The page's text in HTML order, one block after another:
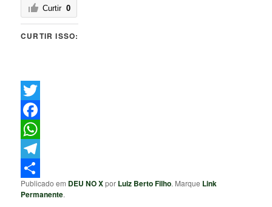
Curtir 0
CURTIR ISSO:
Twitter
Facebook
WhatsApp
Telegram
Share
Publicado em DEU NO Xpor Luiz Berto Filho. Marque Link
Permanente.